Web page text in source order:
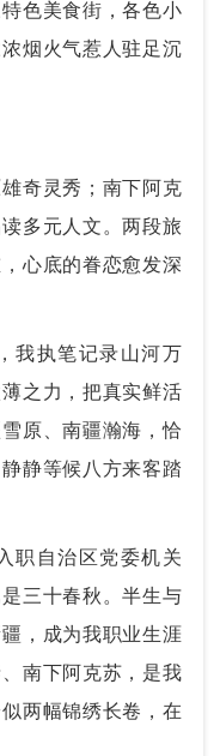
色美食街，各色小
烟火气惹人驻足沉
奇灵秀；南下阿克
多元人文。两段旅
心底的眷恋愈发深
执笔记录山河万
之力，把真实鲜活
原、南疆瀚海，恰
静等候八方来客踏
自治区党委机关
三十春秋。半生与
，成为我职业生涯
南下阿克苏，是我
两幅锦绣长卷，在